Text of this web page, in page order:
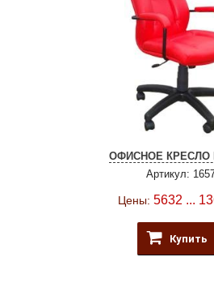
ОФИСНОЕ КРЕСЛО
Артикул:
Цены: 5632 ...
Купить